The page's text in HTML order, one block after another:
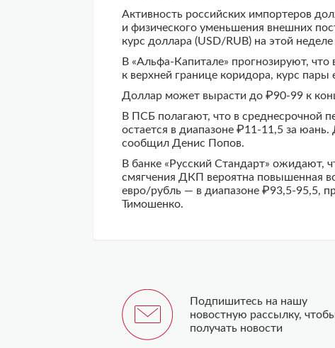
Активность российских импортеров
и физического уменьшения внешних
курс доллара (USD/RUB) на этой
В «Альфа-Капитале» прогнозируют,
к верхней границе коридора, курс
Доллар может вырасти до ₽90-99 к
В ПСБ полагают, что в среднесрочной
остается в диапазоне ₽11-11,5 за юань.
сообщил Денис Попов.
В банке «Русский Стандарт» ожидают,
смягчения ДКП вероятна повышенная
евро/рубль — в диапазоне ₽93,5-95,5,
Тимошенко.
Подпишитесь на нашу
новостную рассылку,
получать новости